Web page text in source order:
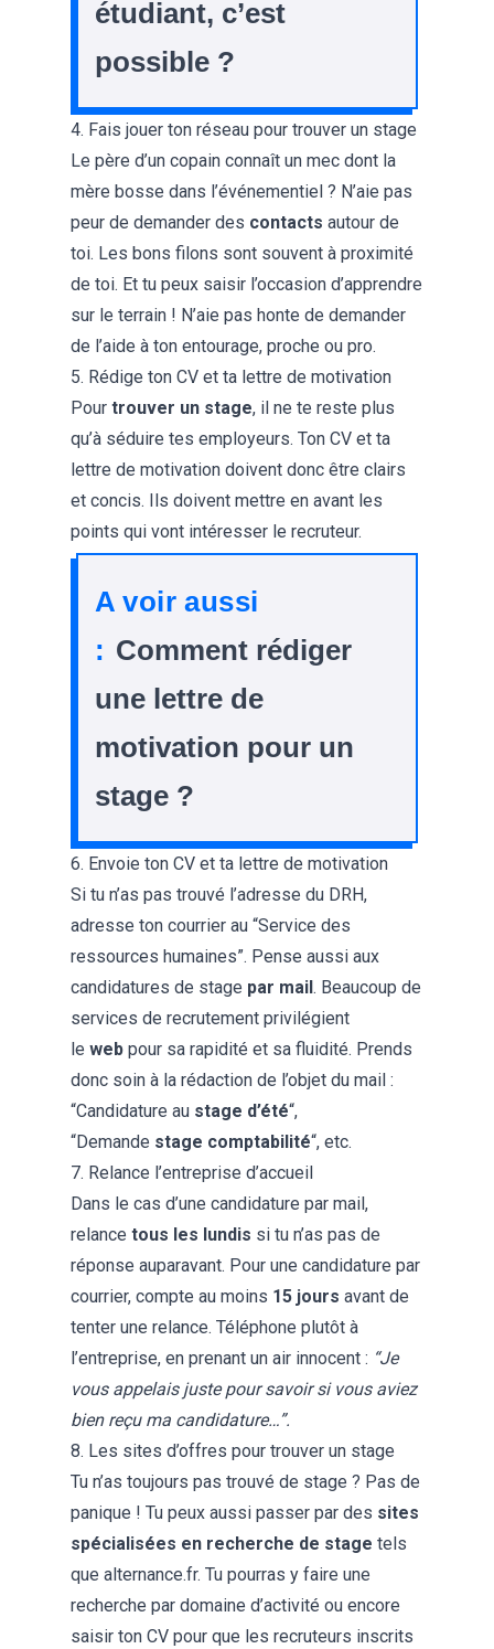
étudiant, c’est
possible ?
4. Fais jouer ton réseau pour trouver un stage
Le père d’un copain connaît un mec dont la
mère bosse dans l’événementiel ? N’aie pas
peur de demander des contacts autour de
toi. Les bons filons sont souvent à proximité
de toi. Et tu peux saisir l’occasion d’apprendre
sur le terrain ! N’aie pas honte de demander
de l’aide à ton entourage, proche ou pro.
5. Rédige ton CV et ta lettre de motivation
Pour trouver un stage, il ne te reste plus
qu’à séduire tes employeurs. Ton CV et ta
lettre de motivation doivent donc être clairs
et concis. Ils doivent mettre en avant les
points qui vont intéresser le recruteur.
A voir aussi
: Comment rédiger
une lettre de
motivation pour un
stage ?
6. Envoie ton CV et ta lettre de motivation
Si tu n’as pas trouvé l’adresse du DRH,
adresse ton courrier au “Service des
ressources humaines”. Pense aussi aux
candidatures de stage par mail . Beaucoup de
services de recrutement privilégient
le web pour sa rapidité et sa fluidité. Prends
donc soin à la rédaction de l’objet du mail :
“Candidature au stage d’été“,
“Demande stage comptabilité“, etc.
7. Relance l’entreprise d’accueil
Dans le cas d’une candidature par mail,
relance tous les lundis si tu n’as pas de
réponse auparavant. Pour une candidature par
courrier, compte au moins 15 jours avant de
tenter une relance. Téléphone plutôt à
l’entreprise, en prenant un air innocent : “Je
vous appelais juste pour savoir si vous aviez
bien reçu ma candidature…”.
8. Les sites d’offres pour trouver un stage
Tu n’as toujours pas trouvé de stage ? Pas de
panique ! Tu peux aussi passer par des sites
spécialisées en recherche de stage tels
que alternance.fr. Tu pourras y faire une
recherche par domaine d’activité ou encore
saisir ton CV pour que les recruteurs inscrits